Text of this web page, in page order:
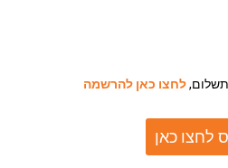
לחצו כאן להרשמה
לחצו כאן